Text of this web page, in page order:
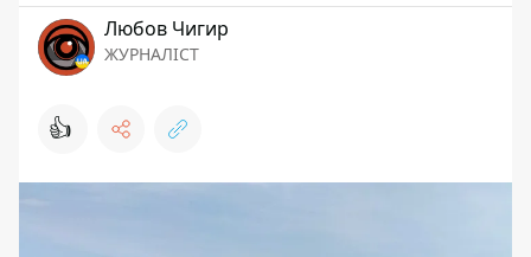
Любов Чигир
ЖУРНАЛІСТ
👍